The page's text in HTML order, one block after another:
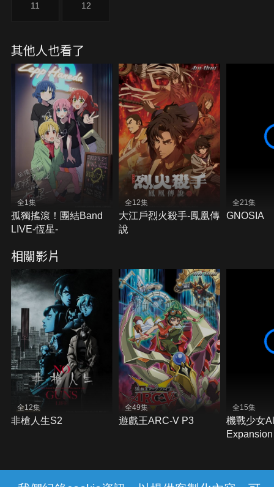
11 12
其他人也看了
全1集
孤獨搖滾！團結Band
LIVE-恆星-
全12集
大江戶烈火殺手-鳳凰傳
說
全21集
GNOSIA
相關影片
全12集
非槍人生S2
全49集
遊戲王ARC-V P3
全15集
機戰少女
Expansion